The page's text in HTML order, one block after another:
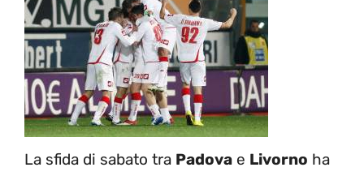
La sfida di sabato tra Padova e Livorno ha